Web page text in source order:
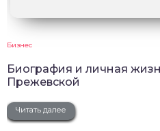
Бизнес
Биография и личная
Прежевской
Читать далее